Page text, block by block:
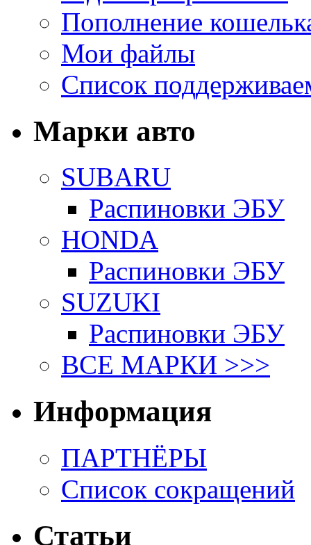
Пополнение
Мои файлы
Список
Марки авто
SUBARU
Распиновки ЭБУ
HONDA
Распиновки ЭБУ
SUZUKI
Распиновки ЭБУ
ВСЕ МАРКИ >>>
Информация
ПАРТНЁРЫ
Список сокращений
Статьи